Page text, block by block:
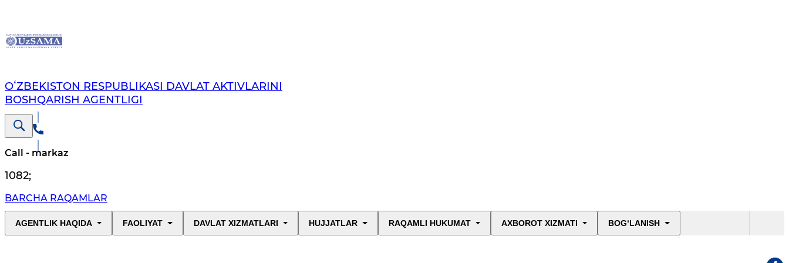
OʻZBEKISTON RESPUBLIKASI DAVLAT AKTIVLARINI
BOSHQARISH AGENTLIGI
Call - markaz
1082;
BARCHA RAQAMLAR
AGENTLIK HAQIDA FAOLIYAT DAVLAT XIZMATLARI HUJJATLAR RAQAMLI HUKUMAT AXBOROT XIZMATI BOG‘LANISH